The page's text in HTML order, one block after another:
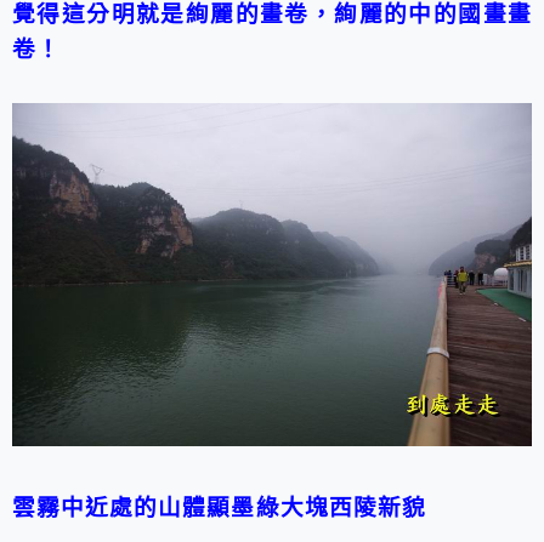
覺得這分明就是絢麗的畫卷，絢麗的中的國畫畫
卷！
雲霧中近處的山體顯墨綠大塊西陵新貌